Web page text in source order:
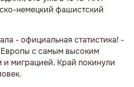
немецкий фашистский
- официальная статистика! -
с самым высоким
и миграцией. Край покинули